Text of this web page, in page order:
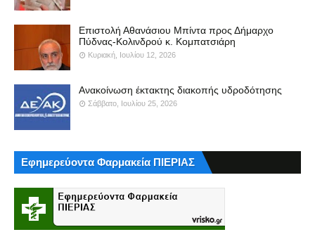
Επιστολή Αθανάσιου Μπίντα προς Δήμαρχο
Πύδνας-Κολινδρού κ. Κομπατσιάρη
Κυριακή, Ιουλίου 12, 2026
Ανακοίνωση έκτακτης διακοπής υδροδότησης
Σάββατο, Ιουλίου 25, 2026
Εφημερεύοντα Φαρμακεία ΠΙΕΡΙΑΣ